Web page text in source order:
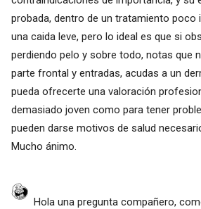
probada, dentro de un tratamiento poco
una caida leve, pero lo ideal es que si
perdiendo pelo y sobre todo, notas que
parte frontal y entradas, acudas a un
pueda ofrecerte una valoración
demasiado joven como para tener
pueden darse motivos de salud
Mucho ánimo.
Hola una pregunta compañero,